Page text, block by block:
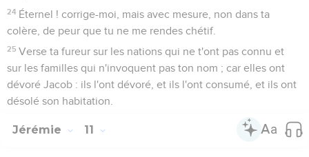
24 Éternel ! corrige-moi, mais avec mesure, non dans ta
colère, de peur que tu ne me rendes chétif.
25 Verse ta fureur sur les nations qui ne t'ont pas connu et
sur les familles qui n'invoquent pas ton nom ; car elles ont
dévoré Jacob : ils l'ont dévoré, et ils l'ont consumé, et ils ont
désolé son habitation.
Jérémie 11